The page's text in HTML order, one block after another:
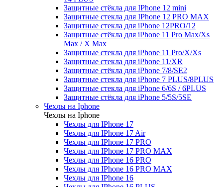
Защитные стёкла для IPhone 12 mini
Защитные стекла для IPhone 12 PRO MAX
Защитные стекла для iPhone 12PRO/12
Защитные стёкла для iPhone 11 Pro Max/Xs
Max / X Max
Защитные стекла для iPhone 11 Pro/X/Xs
Защитные стекла для iPhone 11/XR
Защитные стёкла для iPhone 7/8/SE2
Защитные стекла для iPhone 7 PLUS/8PLUS
Защитные стекла для iPhone 6/6S / 6PLUS
Защитные стёкла для iPhone 5/5S/5SE
Чехлы на Iphone
Чехлы на Iphone
Чехлы для IPhone 17
Чехлы для IPhone 17 Air
Чехлы для IPhone 17 PRO
Чехлы для IPhone 17 PRO MAX
Чехлы для IPhone 16 PRO
Чехлы для IPhone 16 PRO MAX
Чехлы для IPhone 16